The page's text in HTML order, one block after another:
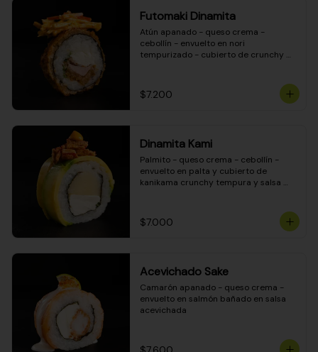
Futomaki Dinamita
Atún apanado - queso crema -
cebollín - envuelto en nori
tempurizado - cubierto de crunchy
$7.200
Dinamita Kami
Palmito - queso crema - cebollín -
envuelto en palta y cubierto de
kanikama crunchy tempura y salsa
$7.000
Acevichado Sake
Camarón apanado - queso crema -
envuelto en salmón bañado en salsa
acevichada